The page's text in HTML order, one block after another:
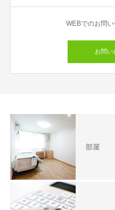
WEBでのお問
お問い
部屋